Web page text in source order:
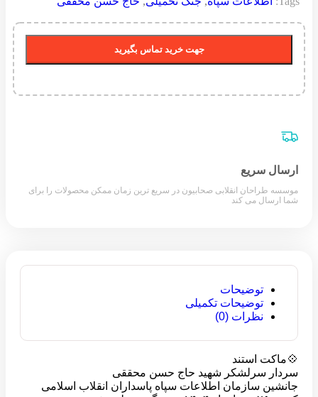
جهت خرید تماس بگیرید
ارسال سریع
موسسه طراحان انقلابی صحابیون در سریع ترین زمان ممکن محصولات را برای
شما ارسال می کند
توضیحات
توضیحات تکمیلی
نظرات (0)
💠ماکت استند
سردار سرلشکر شهید حاج حسن محققی
جانشین سازمان اطلاعات سپاه پاسداران انقلاب اسلامی